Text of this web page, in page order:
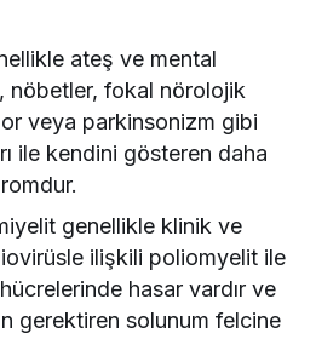
ateş ve mental
nöbetler, fokal nörolojik
veya parkinsonizm gibi
ile kendini gösteren daha
genellikle klinik ve
ilişkili poliomyelit ile
hasar vardır ve
gerektiren solunum felcine